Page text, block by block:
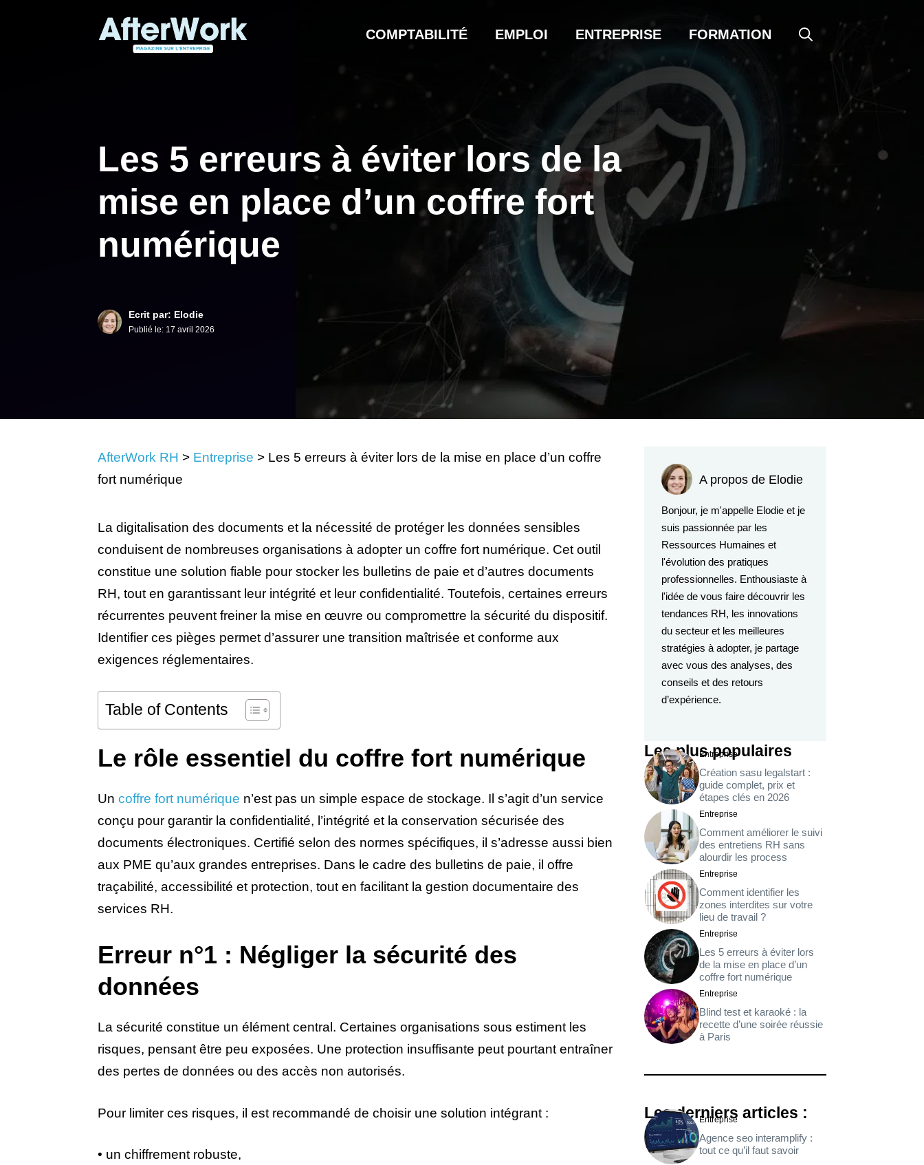
COMPTABILITÉ EMPLOI ENTREPRISE FORMATION
Les 5 erreurs à éviter lors de la
mise en place d’un coffre fort
numérique
Ecrit par: Elodie
Publié le: 17 avril 2026
AfterWork RH > Entreprise > Les 5 erreurs à éviter lors de la mise en place d’un coffre
fort numérique
La digitalisation des documents et la nécessité de protéger les données sensibles
conduisent de nombreuses organisations à adopter un coffre fort numérique. Cet outil
constitue une solution fiable pour stocker les bulletins de paie et d’autres documents
RH, tout en garantissant leur intégrité et leur confidentialité. Toutefois, certaines erreurs
récurrentes peuvent freiner la mise en œuvre ou compromettre la sécurité du dispositif.
Identifier ces pièges permet d’assurer une transition maîtrisée et conforme aux
exigences réglementaires.
Table of Contents
Le rôle essentiel du coffre fort numérique
Un coffre fort numérique n’est pas un simple espace de stockage. Il s’agit d’un service
conçu pour garantir la confidentialité, l’intégrité et la conservation sécurisée des
documents électroniques. Certifié selon des normes spécifiques, il s’adresse aussi bien
aux PME qu’aux grandes entreprises. Dans le cadre des bulletins de paie, il offre
traçabilité, accessibilité et protection, tout en facilitant la gestion documentaire des
services RH.
Erreur n°1 : Négliger la sécurité des
données
La sécurité constitue un élément central. Certaines organisations sous estiment les
risques, pensant être peu exposées. Une protection insuffisante peut pourtant entraîner
des pertes de données ou des accès non autorisés.
Pour limiter ces risques, il est recommandé de choisir une solution intégrant :
• un chiffrement robuste,
A propos de Elodie
Bonjour, je m'appelle Elodie et je
suis passionnée par les
Ressources Humaines et
l'évolution des pratiques
professionnelles. Enthousiaste à
l'idée de vous faire découvrir les
tendances RH, les innovations
du secteur et les meilleures
stratégies à adopter, je partage
avec vous des analyses, des
conseils et des retours
d’expérience.
Les plus populaires
Entreprise
Création sasu legalstart :
guide complet, prix et
étapes clés en 2026
Entreprise
Comment améliorer le suivi
des entretiens RH sans
alourdir les process
Entreprise
Comment identifier les
zones interdites sur votre
lieu de travail ?
Entreprise
Les 5 erreurs à éviter lors
de la mise en place d’un
coffre fort numérique
Entreprise
Blind test et karaoké : la
recette d’une soirée réussie
à Paris
Les derniers articles :
Entreprise
Agence seo interamplify :
tout ce qu’il faut savoir